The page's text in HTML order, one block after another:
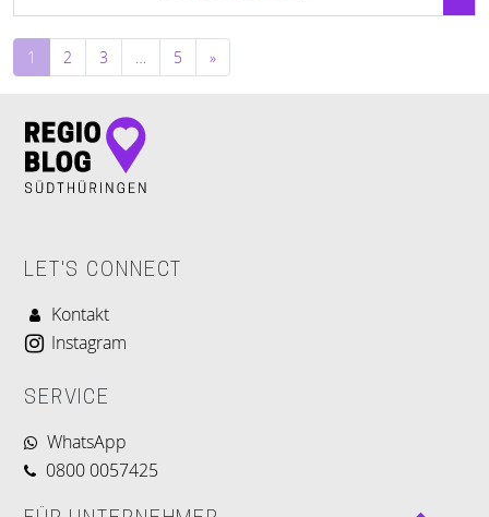
Beitragsnavigation
1 2 3 … 5 »
LET'S CONNECT
Kontakt
Instagram
SERVICE
WhatsApp
0800 0057425